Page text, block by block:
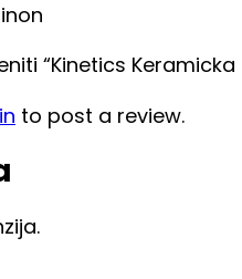
“Kinetics Keramicka
to post a review.